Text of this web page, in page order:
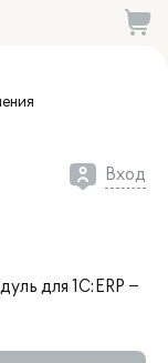
Вход
для 1С:ERP